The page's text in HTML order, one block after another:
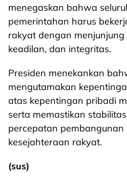
menegaskan bahwa
pemerintahan harus
rakyat dengan
keadilan, dan integritas.
Presiden menekankan
mengutamakan
atas kepentingan pribadi
serta memastikan
percepatan
kesejahteraan rakyat.
(sus)